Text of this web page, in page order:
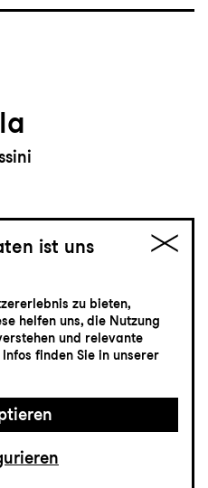
100
ist uns
zu bieten,
helfen uns, die Nutzung
und relevante
finden Sie in unserer